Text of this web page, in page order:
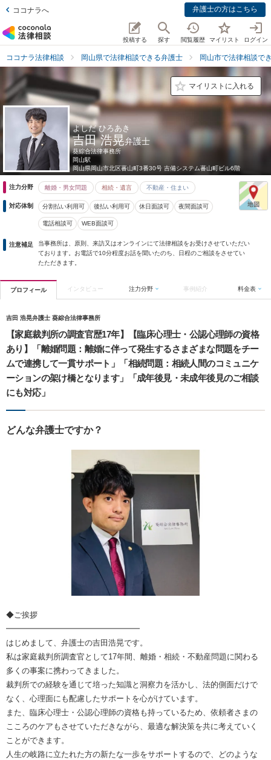
ココナラへ 弁護士の方はこちら
投稿する 探す 閲覧履歴 マイリスト ログイン
ココナラ法律相談 岡山県で法律相談できる弁護士 岡山市で法律相談で
マイリストに入れる
よしだ ひろあき
吉田 浩晃弁護士
葵綜合法律事務所
岡山駅
岡山県岡山市北区蕃山町3番30号 吉備システム蕃山町ビル6階
注力分野 離婚・男女問題 相続・遺言 不動産・住まい
対応体制 分割払い利用可 後払い利用可 休日面談可 夜間面談可
電話相談可 WEB面談可
注意補足
当事務所は、原則、来訪又はオンラインにて法律相談をお受けさせていただい
ております。お電話で10分程度お話を聞いたのち、日程のご相談をさせてい
たただきます。
プロフィール インタビュー 注力分野 事例紹介 料金表
吉田 浩晃弁護士 葵綜合法律事務所
【家庭裁判所の調査官歴17年】【臨床心理士・公認心理師の資格
あり】「離婚問題：離婚に伴って発生するさまざまな問題をチー
ムで連携して一貫サポート」「相続問題：相続人間のコミュニケ
ーションの架け橋となります」「成年後見・未成年後見のご相談
にも対応」
どんな弁護士ですか？
◆ご挨拶
━━━━━━━━━━━━━━━━━
はじめまして、弁護士の吉田浩晃です。
私は家庭裁判所調査官として17年間、離婚・相続・不動産問題に関わる
多くの事案に携わってきました。
裁判所での経験を通じて培った知識と洞察力を活かし、法的側面だけで
なく、心理面にも配慮したサポートを心がけています。
また、臨床心理士・公認心理師の資格も持っているため、依頼者さまの
こころのケアもさせていただきながら、最適な解決策を共に考えていく
ことができます。
人生の岐路に立たれた方の新たな一歩をサポートするので、どのような